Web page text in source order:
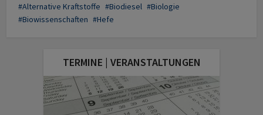
Alternative Kraftstoffe Biodiesel
Biologie
Biowissenschaften
Hefe
TERMINE | VERANSTALTUNGEN